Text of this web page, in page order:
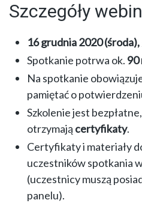
Szczegóły
16 grudnia 2020
Spotkanie potrwa ok. 90
Na spotkanie
pamiętać o
Szkolenie jest
otrzymają certyfikaty.
Certyfikaty i materiały
uczestników spotkania
(uczestnicy muszą
panelu).